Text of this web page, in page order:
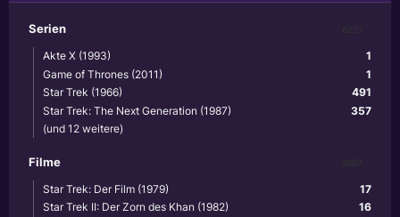
Serien
1
Akte X (1993)
1
Game of Thrones (2011)
491
Star Trek (1966)
357
Star Trek: The Next Generation (1987)
(und 12 weitere)
Filme
17
Star Trek: Der Film (1979)
16
Star Trek II: Der Zorn des Khan (1982)